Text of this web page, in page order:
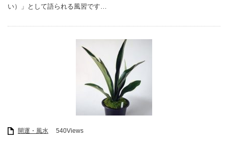
い）」として語られる風習です…
開運・風水 540Views